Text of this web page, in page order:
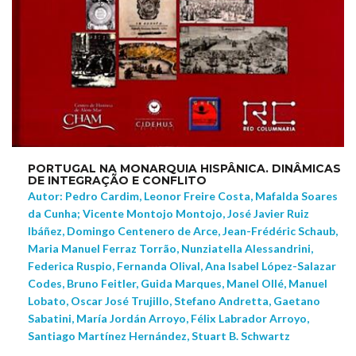
PORTUGAL NA MONARQUIA HISPÂNICA. DINÂMICAS
DE INTEGRAÇÃO E CONFLITO
Autor: Pedro Cardim, Leonor Freire Costa, Mafalda Soares
da Cunha; Vicente Montojo Montojo, José Javier Ruiz
Ibáñez, Domingo Centenero de Arce, Jean-Frédéric Schaub,
Maria Manuel Ferraz Torrão, Nunziatella Alessandrini,
Federica Ruspio, Fernanda Olival, Ana Isabel López-Salazar
Codes, Bruno Feitler, Guida Marques, Manel Ollé, Manuel
Lobato, Oscar José Trujillo, Stefano Andretta, Gaetano
Sabatini, María Jordán Arroyo, Félix Labrador Arroyo,
Santiago Martínez Hernández, Stuart B. Schwartz